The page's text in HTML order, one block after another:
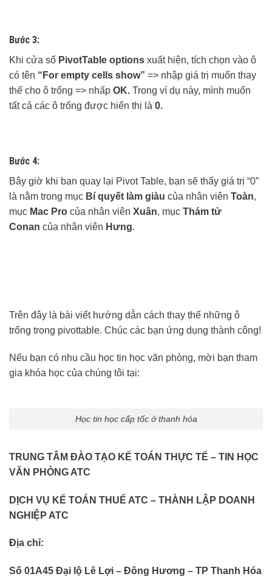
Bước 3:
Khi cửa sổ PivotTable options xuất hiện, tích chọn vào ô
có tên “For empty cells show” => nhập giá trị muốn thay
thế cho ô trống => nhấp OK. Trong ví dụ này, mình muốn
tất cả các ô trống được hiển thị là 0.
Bước 4:
Bây giờ khi bạn quay lại Pivot Table, bạn sẽ thấy giá trị “0”
là nằm trong mục Bí quyết làm giàu của nhân viên Toàn,
mục Mac Pro của nhân viên Xuân, mục Thám tử
Conan của nhân viên Hưng.
Trên đây là bài viết hướng dẫn cách thay thế những ô
trống trong pivottable. Chúc các bạn ứng dụng thành công!
Nếu bạn có nhu cầu học tin học văn phòng, mời bạn tham
gia khóa học của chúng tôi tại:
Học tin học cấp tốc ở thanh hóa
TRUNG TÂM ĐÀO TẠO KẾ TOÁN THỰC TẾ – TIN HỌC
VĂN PHÒNG ATC
DỊCH VỤ KẾ TOÁN THUẾ ATC – THÀNH LẬP DOANH
NGHIỆP ATC
Địa chỉ:
Số 01A45 Đại lộ Lê Lợi – Đông Hương – TP Thanh Hóa